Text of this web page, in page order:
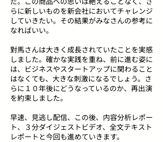
らに新しいものを新会社においてチャレンジ
していきたい。その結果がみなさんの参考に
なればいい。
對馬さんは大きく成長されていたことを実感
しました。確かな実践を重ね、前に進む姿に
は、ビジネスやスタートアップに関わること
はなくても、大きな刺激になるでしょう。さ
らに１０年後にどうなっているのか、再出演
を約束しました。
早速、見逃し配信、この後、内容分析レポー
ト、３分ダイジェストビデオ、全文テキスト
レポートと今回も進めていきます。